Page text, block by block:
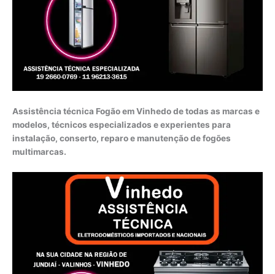
Assistência técnica Fogão em Vinhedo de todas as marcas e
modelos, técnicos especializados e experientes para
instalação, conserto, reparo e manutenção de fogões
multimarcas.